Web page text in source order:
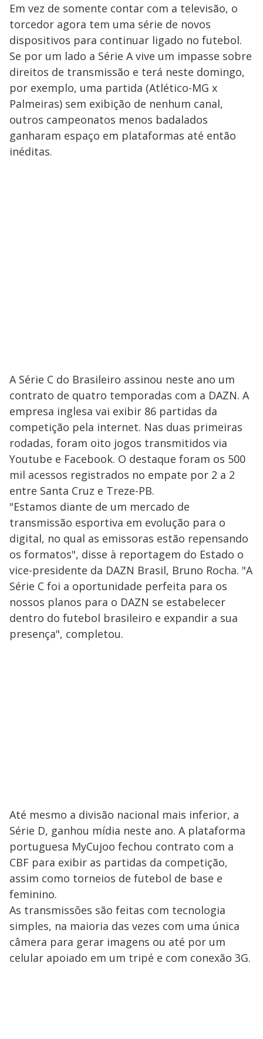
Em vez de somente contar com a televisão, o
torcedor agora tem uma série de novos
dispositivos para continuar ligado no futebol.
Se por um lado a Série A vive um impasse sobre
direitos de transmissão e terá neste domingo,
por exemplo, uma partida (Atlético-MG x
Palmeiras) sem exibição de nenhum canal,
outros campeonatos menos badalados
ganharam espaço em plataformas até então
inéditas.
A Série C do Brasileiro assinou neste ano um
contrato de quatro temporadas com a DAZN. A
empresa inglesa vai exibir 86 partidas da
competição pela internet. Nas duas primeiras
rodadas, foram oito jogos transmitidos via
Youtube e Facebook. O destaque foram os 500
mil acessos registrados no empate por 2 a 2
entre Santa Cruz e Treze-PB.
"Estamos diante de um mercado de
transmissão esportiva em evolução para o
digital, no qual as emissoras estão repensando
os formatos", disse à reportagem do Estado o
vice-presidente da DAZN Brasil, Bruno Rocha. "A
Série C foi a oportunidade perfeita para os
nossos planos para o DAZN se estabelecer
dentro do futebol brasileiro e expandir a sua
presença", completou.
Até mesmo a divisão nacional mais inferior, a
Série D, ganhou mídia neste ano. A plataforma
portuguesa MyCujoo fechou contrato com a
CBF para exibir as partidas da competição,
assim como torneios de futebol de base e
feminino.
As transmissões são feitas com tecnologia
simples, na maioria das vezes com uma única
câmera para gerar imagens ou até por um
celular apoiado em um tripé e com conexão 3G.